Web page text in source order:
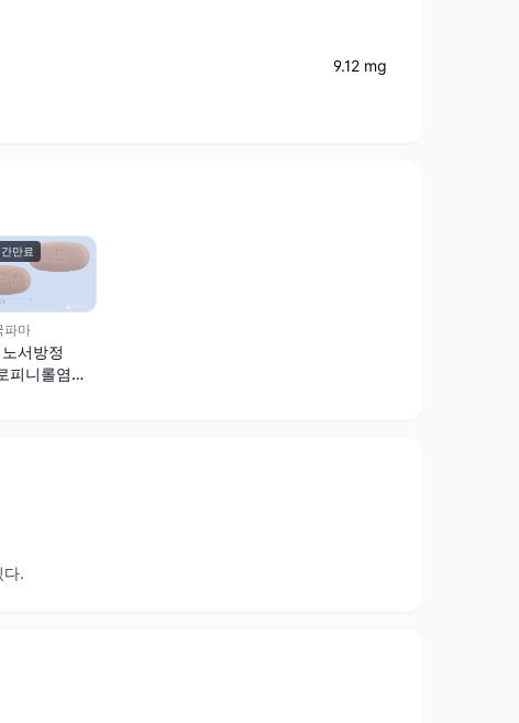
9.12 mg
만료
파마
서방정
피니롤염산
다.